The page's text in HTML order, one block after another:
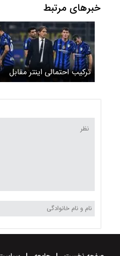
خبرهای مرتبط
ترکیب احتمالی اینتر مقابل
تورینو